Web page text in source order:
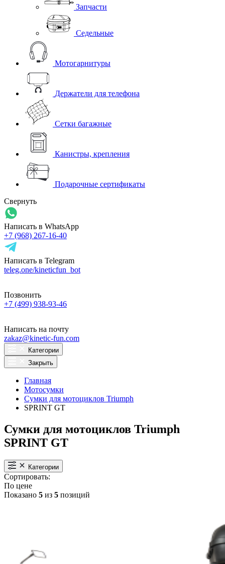
Запчасти
Седельные
Мотогарнитуры
Держатели для телефона
Сетки багажные
Канистры, крепления
Подарочные сертификаты
Свернуть
Написать в WhatsApp
+7 (968) 267-16-40
Написать в Telegram
teleg.one/kineticfun_bot
Позвонить
+7 (499) 938-93-46
Написать на почту
zakaz@kinetic-fun.com
Категории
Закрыть
Главная
Мотосумки
Сумки для мотоциклов Triumph
SPRINT GT
Сумки для мотоциклов Triumph
SPRINT GT
Категории
Сортировать:
По цене
Показано 5 из 5 позиций